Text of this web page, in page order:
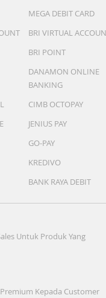
MEGA DEBIT CARD
BRI VIRTUAL
BRI POINT
DANAMON ONLINE
BANKING
CIMB OCTOPAY
JENIUS PAY
GO-PAY
KREDIVO
BANK RAYA DEBIT
Untuk Produk Yang
Kepada Customer